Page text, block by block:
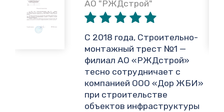
АО "РЖДстрой"
С 2018 года, Строительно-
монтажный трест №1 —
филиал АО «РЖДстрой»
тесно сотрудничает с
компанией ООО «Дор ЖБИ»
при строительстве
объектов инфраструктуры